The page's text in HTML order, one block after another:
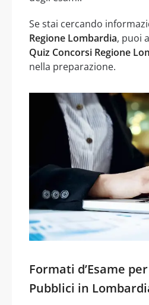
Se stai cercando
Regione Lombardia, puoi
Quiz Concorsi Regione
nella preparazione.
Formati d’Esame
Pubblici in